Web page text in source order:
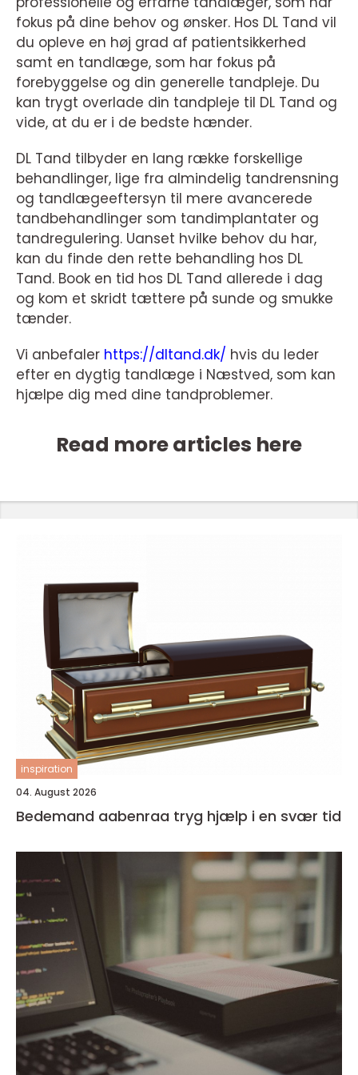
fokus på dine behov og ønsker. Hos DL Tand vil
du opleve en høj grad af patientsikkerhed
samt en tandlæge, som har fokus på
forebyggelse og din generelle tandpleje. Du
kan trygt overlade din tandpleje til DL Tand og
vide, at du er i de bedste hænder.
DL Tand tilbyder en lang række forskellige
behandlinger, lige fra almindelig tandrensning
og tandlægeeftersyn til mere avancerede
tandbehandlinger som tandimplantater og
tandregulering. Uanset hvilke behov du har,
kan du finde den rette behandling hos DL
Tand. Book en tid hos DL Tand allerede i dag
og kom et skridt tættere på sunde og smukke
tænder.
Vi anbefaler https://dltand.dk/ hvis du leder
efter en dygtig tandlæge i Næstved, som kan
hjælpe dig med dine tandproblemer.
Read more articles here
inspiration
04. August 2026
Bedemand aabenraa tryg hjælp i en svær tid